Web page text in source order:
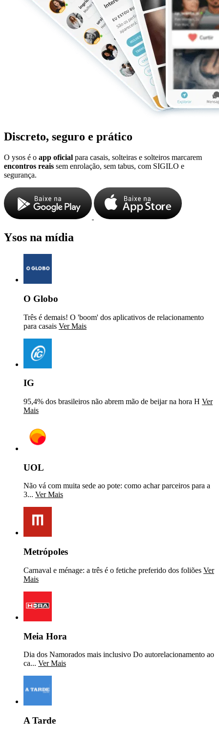
Discreto, seguro e prático
O ysos é o app oficial para casais, solteiras e solteiros marcarem
encontros reais sem enrolação, sem tabus, com SIGILO e
segurança.
Ysos na mídia
O Globo
Três é demais! O 'boom' dos aplicativos de relacionamento
para casais Ver Mais
IG
95,4% dos brasileiros não abrem mão de beijar na hora H Ver
Mais
UOL
Não vá com muita sede ao pote: como achar parceiros para a
3... Ver Mais
Metrópoles
Carnaval e ménage: a três é o fetiche preferido dos foliões Ver
Mais
Meia Hora
Dia dos Namorados mais inclusivo Do autorelacionamento ao
ca... Ver Mais
A Tarde